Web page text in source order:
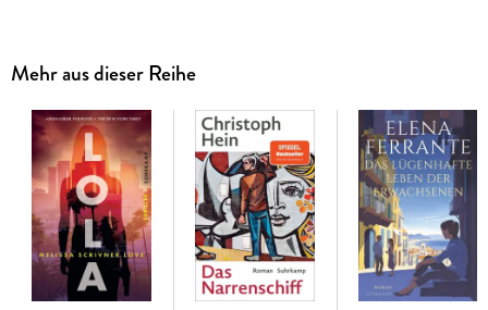
aus, einer Sehnsucht, die ihn für immer verändern, einer
Frage, die ihn sein Leben lang verfolgen wird: Würde ich alles
riskieren für die Möglichkeit der Liebe?
Ein Roman über das Verlangen der Jugend, über die
Zärtlichkeiten, Albträume und Illusionen namens Liebe. Mit
den beeindruckenden sprachlichen Mitteln eines großen
Dichters bestimmt Seán Hewitt das Gewicht unserer
Obsessionen.
Öffnet sich der Himmelwird so zu einer Hymne
auf die Überwältigung, die es bedeutet, jung zu sein.
Mehr aus dieser Reihe